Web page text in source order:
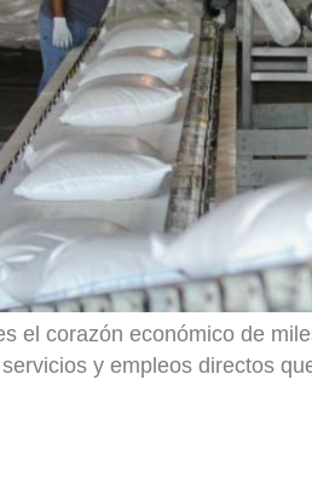
el corazón económico de
y empleos directos